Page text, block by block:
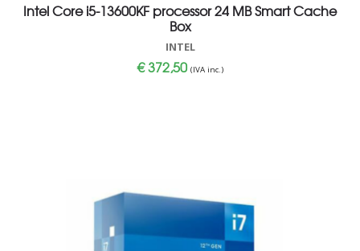
Intel Core i5-13600KF processor 24 MB Smart Cache
Box
INTEL
€372,50 (IVA inc.)